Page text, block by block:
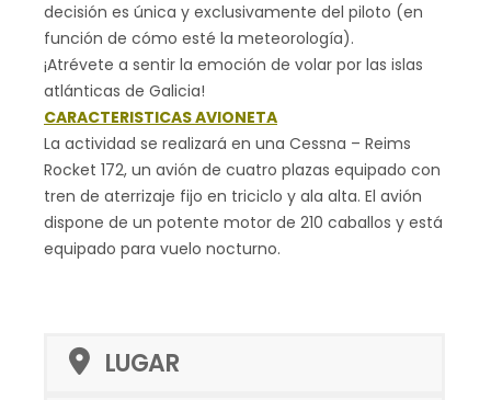
decisión es única y exclusivamente del piloto (en
función de cómo esté la meteorología).
¡Atrévete a sentir la emoción de volar por las islas
atlánticas de Galicia!
CARACTERISTICAS AVIONETA
La actividad se realizará en una Cessna – Reims
Rocket 172, un avión de cuatro plazas equipado con
tren de aterrizaje fijo en triciclo y ala alta. El avión
dispone de un potente motor de 210 caballos y está
equipado para vuelo nocturno.
LUGAR